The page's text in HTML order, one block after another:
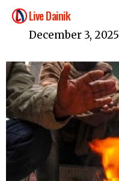
Live Dainik
December 3, 2025